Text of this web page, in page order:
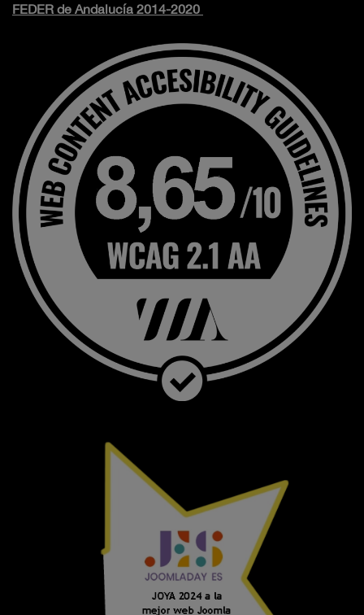
FEDER de Andalucía 2014-2020